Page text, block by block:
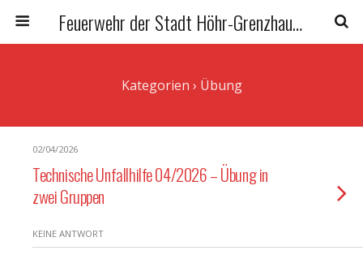
Feuerwehr der Stadt Höhr-Grenzhausen
Kategorien › Übung
02/04/2026
Technische Unfallhilfe 04/2026 – Übung in
zwei Gruppen
KEINE ANTWORT